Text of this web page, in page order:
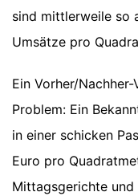
sind mittlerweile so
Umsätze pro
Ein Vorher/
Problem: Ein
in einer schicken
Euro pro
Mittagsgerichte